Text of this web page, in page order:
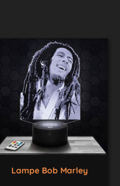
Lampe Bob Marley